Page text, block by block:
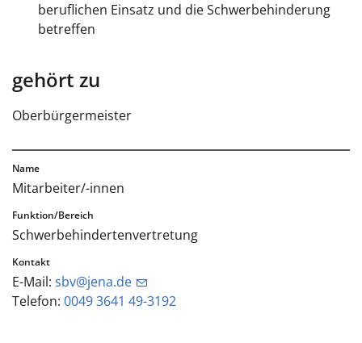
beruflichen Einsatz und die Schwerbehinderung
betreffen
gehört zu
Oberbürgermeister
Mitarbeiter/-innen
Schwerbehindertenvertretung
E-Mail: sbv@jena.de
Telefon: 0049 3641 49-3192